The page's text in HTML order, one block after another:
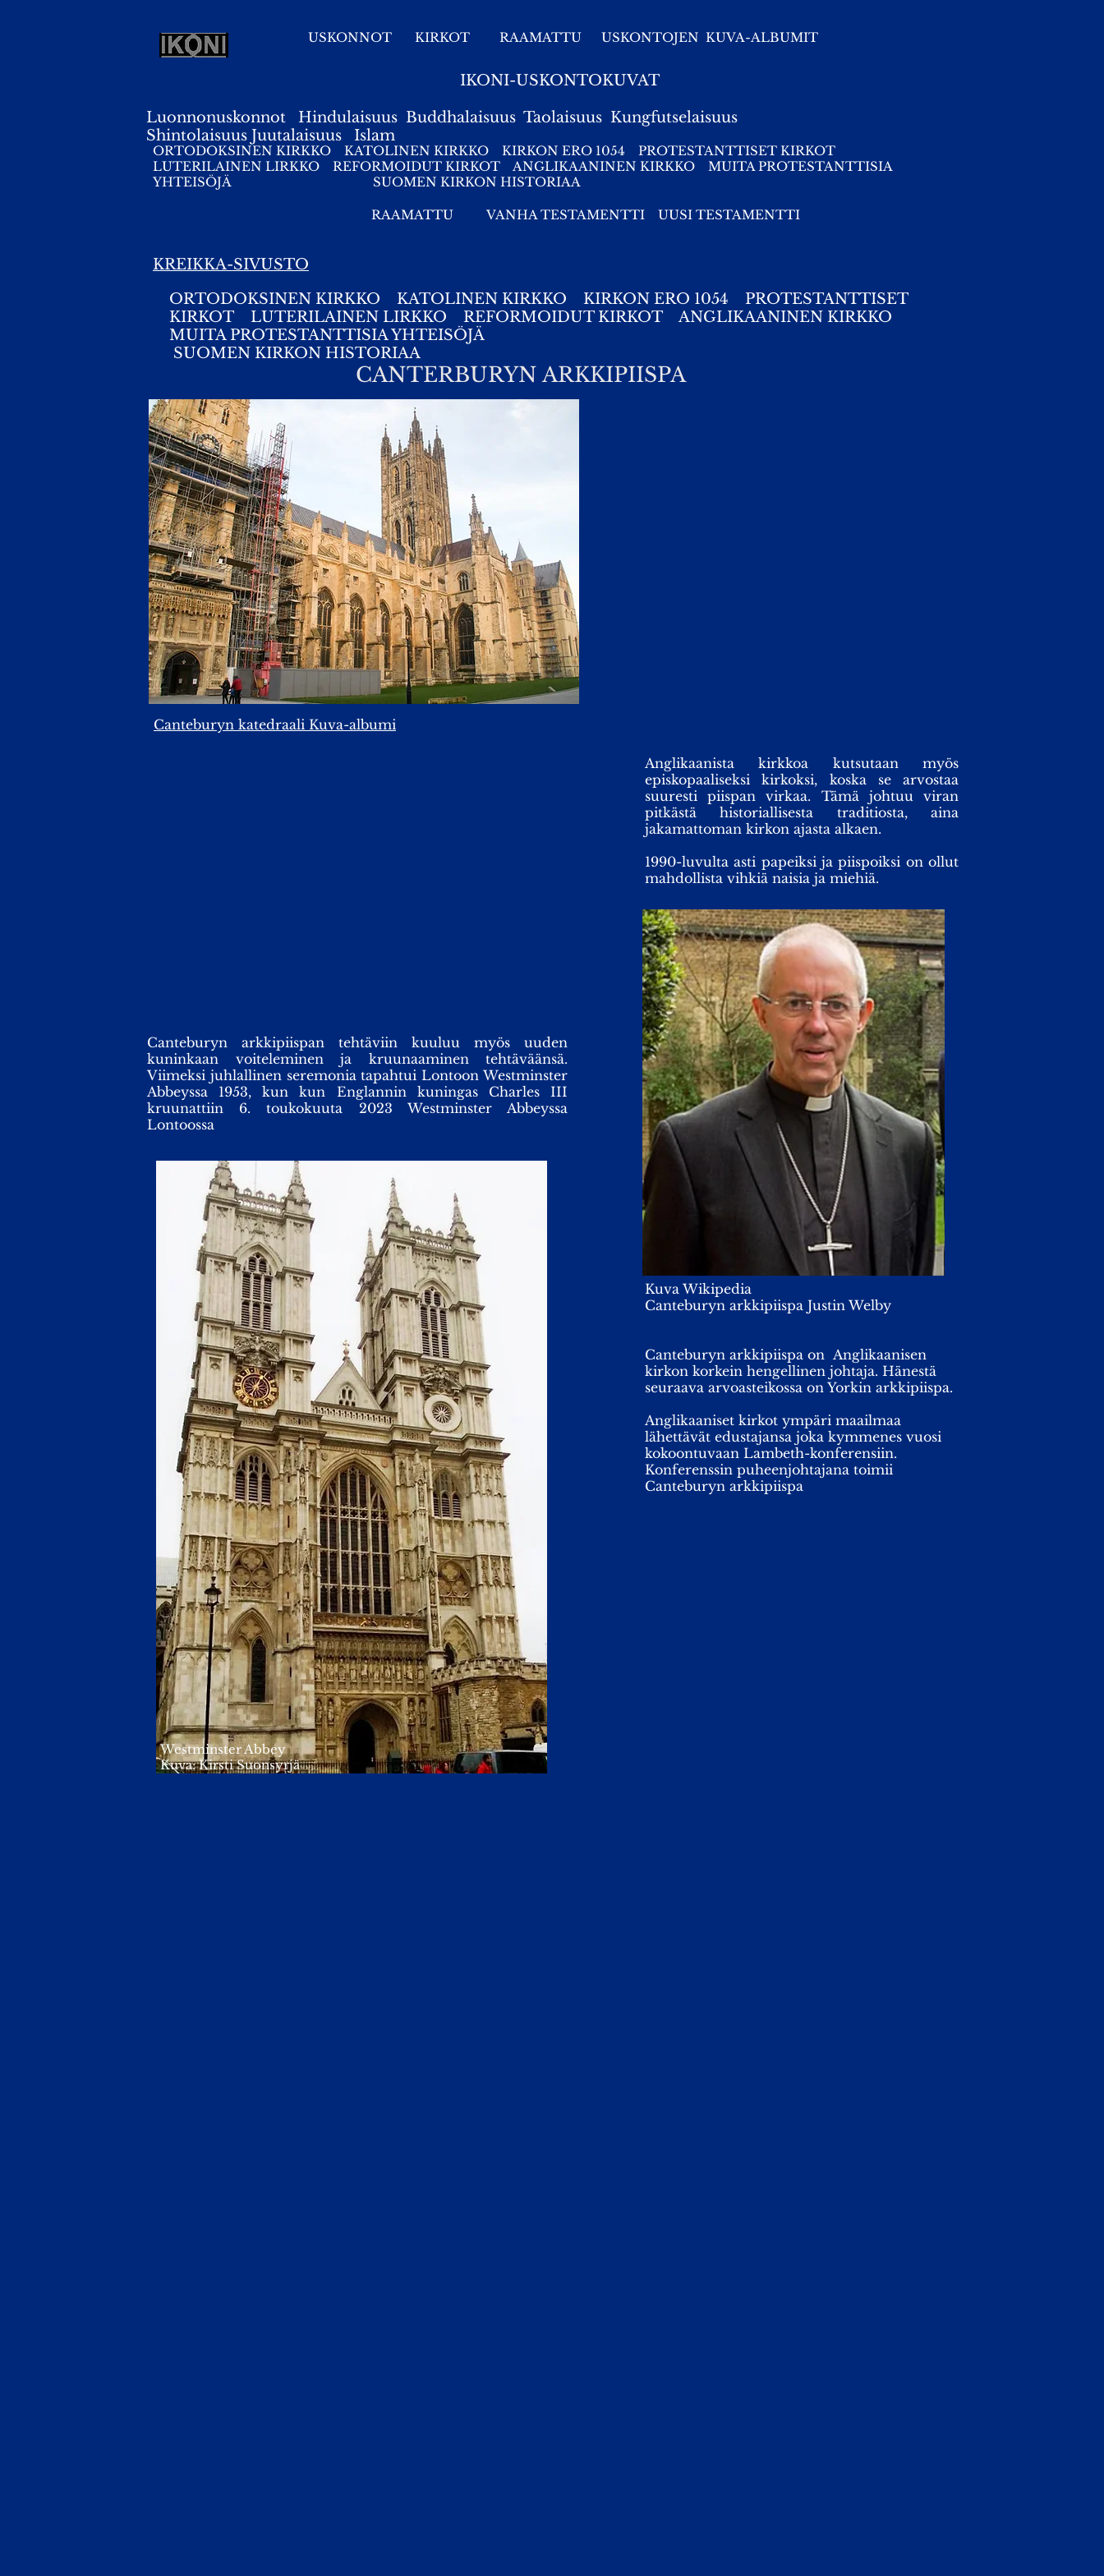
USKONNOT KIRKOT RAAMATTU USKONTOJEN KUVA-ALBUMIT
IKONI-USKONTOKUVAT
Luonnonuskonnot Hindulaisuus Buddhalaisuus Taolaisuus Kungfutselaisuus
Shintolaisuus Juutalaisuus Islam
ORTODOKSINEN KIRKKO KATOLINEN KIRKKO KIRKON ERO 1054
PROTESTANTTISET KIRKOT
LUTERILAINEN LIRKKO
REFORMOIDUT KIRKOT ANGLIKAANINEN KIRKKO
MUITA PROTESTANTTISIA
YHTEISÖJÄ
SUOMEN KIRKON HISTORIAA
RAAMATTU VANHA TESTAMENTTI UUSI TESTAMENTTI
KREIKKA-SIVUSTO
ORTODOKSINEN KIRKKO
KATOLINEN KIRKKO KIRKON ERO 1054
PROTESTANTTISET
KIRKOT
LUTERILAINEN LIRKKO REFORMOIDUT KIRKOT
ANGLIKAANINEN KIRKKO
MUITA PROTESTANTTISIA YHTEISÖJÄ
SUOMEN KIRKON HISTORIAA
CANTERBURYN ARKKIPIISPA
Canteburyn katedraali Kuva-albumi
Canteburyn arkkipiispan tehtäviin kuuluu myös uuden
kuninkaan voiteleminen ja kruunaaminen tehtäväänsä.
Viimeksi juhlallinen seremonia tapahtui Lontoon Westminster
Abbeyssa 1953, kun kun Englannin kuningas Charles III
kruunattiin 6. toukokuuta 2023 Westminster Abbeyssa
Lontoossa
Westminster Abbey
Kuva: Kirsti Suonsyrjä
Anglikaanista kirkkoa kutsutaan myös
episkopaaliseksi kirkoksi, koska se arvostaa
suuresti piispan virkaa. Tämä johtuu viran
pitkästä historiallisesta traditiosta, aina
jakamattoman kirkon ajasta alkaen.
1990-luvulta asti papeiksi ja piispoiksi on ollut
mahdollista vihkiä naisia ja miehiä.
Kuva Wikipedia
Canteburyn arkkipiispa Justin Welby
Canteburyn arkkipiispa on Anglikaanisen
kirkon korkein hengellinen johtaja. Hänestä
seuraava arvoasteikossa on Yorkin arkkipiispa.
Anglikaaniset kirkot ympäri maailmaa
lähettävät edustajansa joka kymmenes vuosi
kokoontuvaan Lambeth-konferensiin.
Konferenssin puheenjohtajana toimii
Canteburyn arkkipiispa